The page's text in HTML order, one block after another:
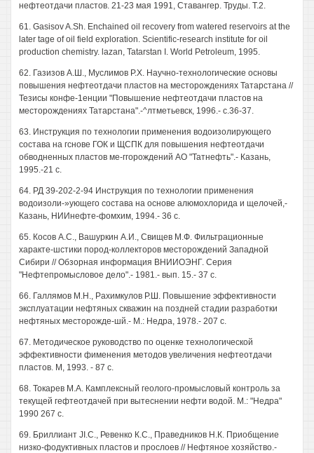
нефтеотдачи пластов. 21-23 мая 1991, Ставангер. Труды. Т.2.
61. Gasisov A.Sh. Enchained oil recovery from watered reservoirs at the
later tage of oil field exploration. Scientific-research institute for oil
production chemistry. lazan, Tatarstan I. World Petroleum, 1995.
62. Газизов А.Ш., Муслимов P.X. Научно-технологические основы
повышения нефтеотдачи пластов на месторождениях Татарстана //
Тезисы конфе-1енции "Повышение нефтеотдачи пластов на
месторождениях Татарстана".-^лтметьевск, 1996.- с.36-37.
63. Инструкция по технологии применения водоизолирующего
состава на гснове ГОК и ЩСПК для повышения нефтеотдачи
обводненных пластов ме-ггорождений АО "Татнефть".- Казань,
1995.-21 с.
64. РД 39-202-2-94 Инструкция по технологии применения
водоизоли-»ующего состава на основе алюмохлорида и щелочей,-
Казань, НИИнефте-фомхим, 1994.- 36 с.
65. Косов А.С., Вашуркин А.И., Свищев М.Ф. Фильтрационные
характе-шстики пород-коллекторов месторождений Западной
Сибири // Обзорная информация ВНИИОЭНГ. Серия
"Нефтепромысловое дело".- 1981.- вып. 15.- 37 с.
66. Галлямов М.Н., Рахимкулов Р.Ш. Повышение эффективности
эксплуатации нефтяных скважин на поздней стадии разработки
нефтяных месторожде-шй.- М.: Недра, 1978.- 207 с.
67. Методическое руководство по оценке технологической
эффективности фименения методов увеличения нефтеотдачи
пластов. М, 1993. - 87 с.
68. Токарев М.А. Камплексный геолого-промысловый контроль за
текущей гефтеотдачей при вытеснении нефти водой. М.: "Недра"
1990 267 с.
69. Бриллиант JI.C., Ревенко К.С., Праведников Н.К. Приобщение
низко-фодуктивных пластов и прослоев // Нефтяное хозяйство.-